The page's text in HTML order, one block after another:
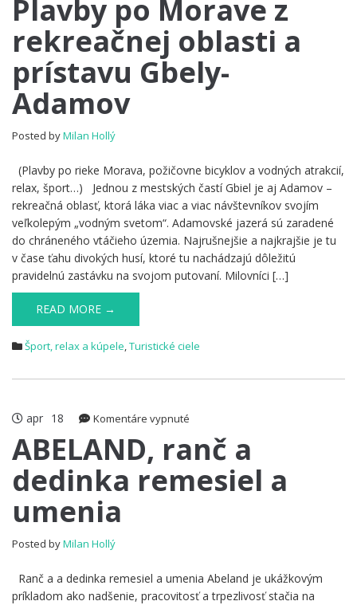
po
Morave
z
rekreačnej
oblasti
Plavby po Morave z
rekreačnej oblasti a
prístavu Gbely-
Adamov
Posted byMilan Hollý
(Plavby po rieke Morava, požičovne bicyklov a vodných atrakcií,
relax, šport…) Jednou z mestských častí Gbiel je aj Adamov –
rekreačná oblasť, ktorá láka viac a viac návštevníkov svojím
veľkolepým „vodným svetom“. Adamovské jazerá sú zaradené
do chráneného vtáčieho územia. Najrušnejšie a najkrajšie je tu
v čase ťahu divokých husí, ktoré tu nachádzajú dôležitú
pravidelnú zastávku na svojom putovaní. Milovníci […]
READ MORE →
Šport, relax a kúpele,Turistické ciele
apr 18 Komentáre vypnuté
ABELAND,
ranč
dedinka
ABELAND, ranč a
dedinka remesiel a
umenia
Posted byMilan Hollý
Ranč a a dedinka remesiel a umenia Abeland je ukážkovým
príkladom ako nadšenie, pracovitosť a trpezlivosť stačia na